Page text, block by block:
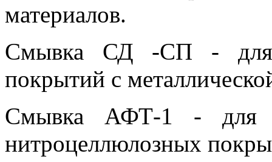
материалов.
Смывка СД -СП - для
покрытий с
Смывка АФТ-1 - для
нитроцеллюлозных